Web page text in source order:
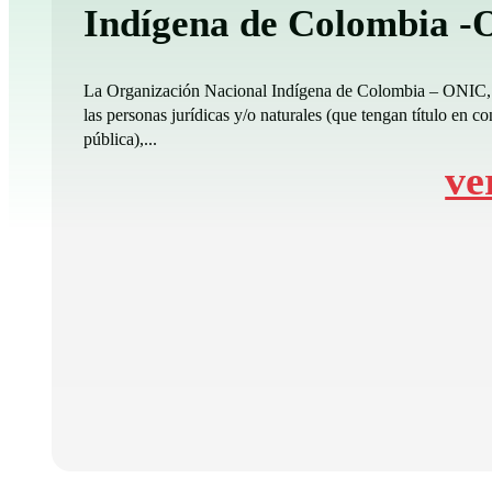
Indígena de Colombia -
La Organización Nacional Indígena de Colombia – ONIC,
las personas jurídicas y/o naturales (que tengan título en
pública),...